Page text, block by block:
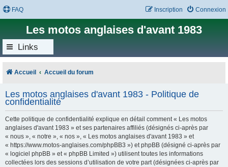
FAQ Connexion
Inscription
Les motos anglaises d'avant 1983
Links
Accueil Accueil du forum
Les motos anglaises d'avant 1983 - Politique de
confidentialité
Cette politique de confidentialité explique en détail comment « Les motos
anglaises d'avant 1983 » et ses partenaires affiliés (désignés ci-après par
« nous », « notre », « nos », « Les motos anglaises d'avant 1983 » et
« https://www.motos-anglaises.com/phpBB3 ») et phpBB (désigné ci-après par
« logiciel phpBB » et « phpBB Limited ») utilisent toutes les informations
collectées lors des sessions d’utilisation de votre part (désignées ci-après par